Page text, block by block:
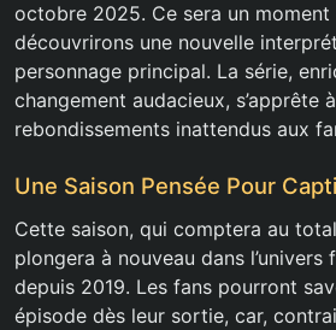
octobre 2025. Ce sera un
découvrirons une nouvelle
personnage principal. La série,
changement audacieux, s’apprête
rebondissements inattendus aux
Une Saison Pensée Pour
Cette saison, qui comptera au
plongera à nouveau dans l’univers
depuis 2019. Les fans pourront
épisode dès leur sortie, car,